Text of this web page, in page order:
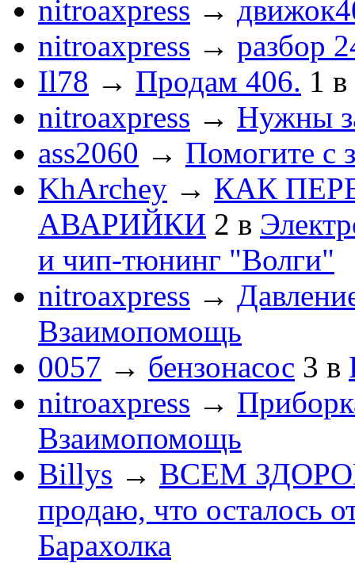
nitroaxpress →
nitroaxpress → разбор
Il78 → Продам 406. 1 в
nitroaxpress → Нужны
ass2060 → Помогите с
KhArchey → КАК
АВАРИЙКИ 2 в
и чип-тюнинг "Волги"
nitroaxpress →
Взаимопомощь
0057 → бензонасос 3 в
nitroaxpress →
Взаимопомощь
Billys → ВСЕМ
продаю, что осталось
Барахолка